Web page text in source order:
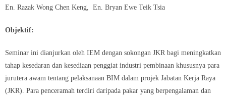
En. Razak Wong Chen Keng, En. Bryan Ewe Teik Tsia
Objektif:
Seminar ini dianjurkan oleh IEM dengan sokongan JKR bagi meningkatkan
tahap kesedaran dan kesediaan penggiat industri pembinaan khususnya para
jurutera awam tentang pelaksanaan BIM dalam projek Jabatan Kerja Raya
(JKR). Para penceramah terdiri daripada pakar yang berpengalaman dan